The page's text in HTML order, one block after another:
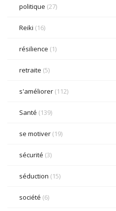
politique (27)
Reiki (16)
résilience (1)
retraite (5)
s'améliorer (112)
Santé (139)
se motiver (19)
sécurité (3)
séduction (15)
société (6)